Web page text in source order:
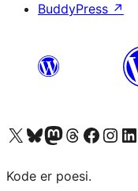
BuddyPress ↗
Besøg vores X (tidligere Twitter) konto
Besøg vores Bluesky-konto
Besøg vores Mastodon konto
Besøg vores Threads-konto
Besøg vores Facebook side
Besøg voresBesøg
Kode er poesi.